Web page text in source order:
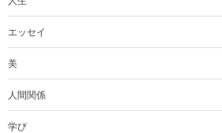
エッセイ
美
人間関係
学び